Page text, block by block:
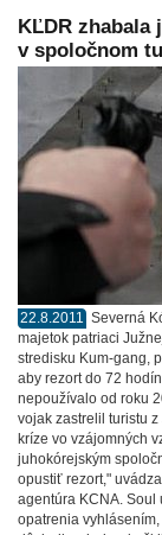
KĽDR zhabala
v spoločnom
22.8.2011 Severná
majetok patriaci
stredisku Kum-gang,
aby rezort do 72
nepoužívalo od roku
vojak zastrelil turistu
kríze vo vzájomných
juhokórejským
opustiť rezort,"
agentúra KCNA. Soul
opatrenia